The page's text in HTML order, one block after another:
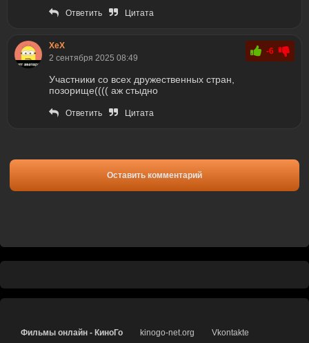
Ответить Цитата
ХеХ
2 сентября 2025 08:49
-6
Участники со всех дружественных стран,
позорище(((( аж стыдно
Ответить Цитата
Оставить комментарий
Фильмы онлайн - КиноГо kinogo-net.org Vkontakte